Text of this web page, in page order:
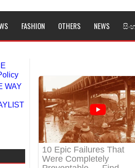
Lyrics - දෝණි ගීතයේ පද පෙළ
Palame Song Lyrics - බෙන්තර පාලමේ ගීතයේ
Babalena Song Lyrics - සඳ බැබලෙන ගීතයේ පද
Wadi Nisa Song Lyrics - ආදරේ වැඩි නිසා ගීතයේ පද
Song Lyrics - උණුහුම ගීතයේ පද පෙළ
FASHION OTHERS NEWS
WAY